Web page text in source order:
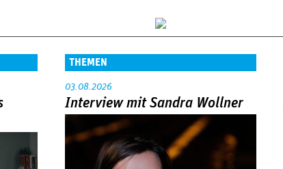
THEMEN
03.08.2026
Interview mit Sandra Wollner